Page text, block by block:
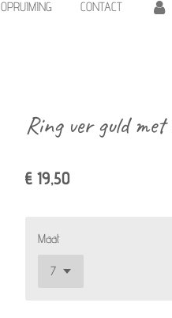
OPRUIMING CONTACT
Ring ver guld
€ 19,50
Maat